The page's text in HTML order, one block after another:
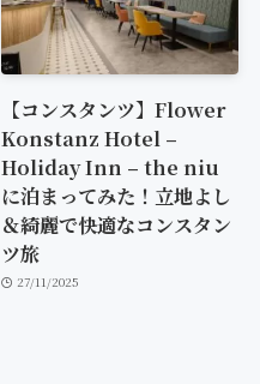
【コンスタンツ】Flower
Konstanz Hotel –
Holiday Inn – the niu
に泊まってみた！立地よし
＆綺麗で快適なコンスタン
ツ旅
27/11/2025